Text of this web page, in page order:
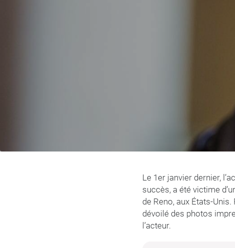
Le 1er janvier dernier,
succès, a été victime
de Reno, aux États-
dévoilé des photos
l’acteur.